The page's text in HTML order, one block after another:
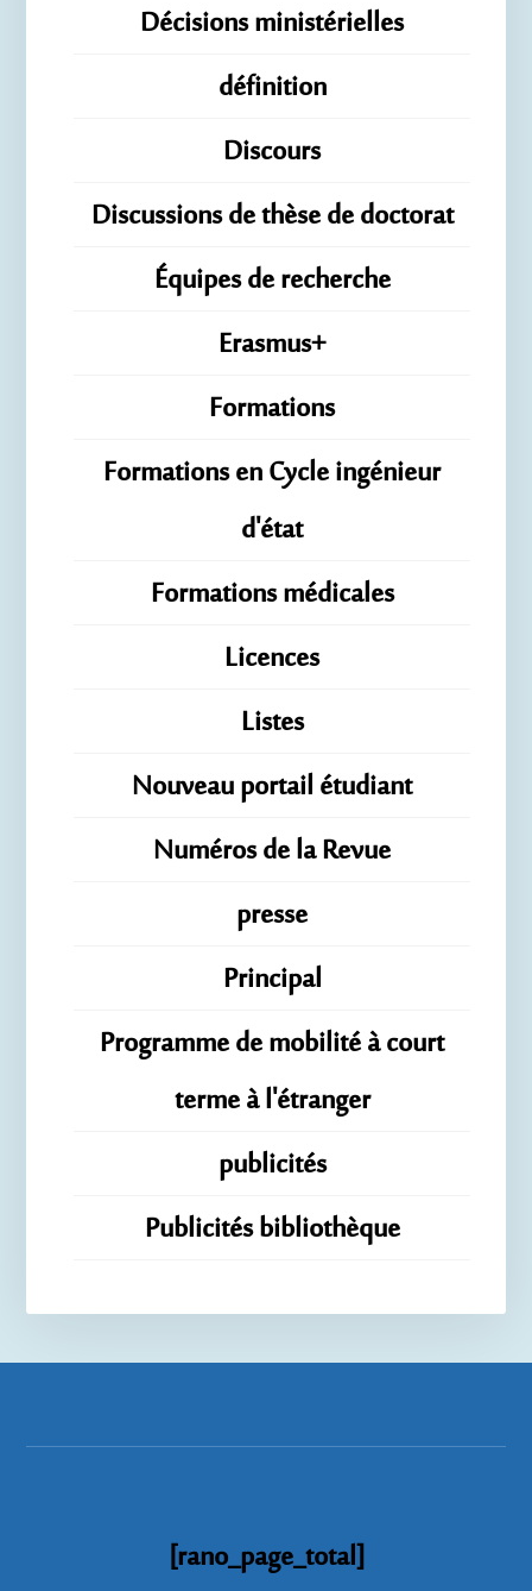
Décisions ministérielles
définition
Discours
Discussions de thèse de doctorat
Équipes de recherche
Erasmus+
Formations
Formations en Cycle ingénieur
d'état
Formations médicales
Licences
Listes
Nouveau portail étudiant
Numéros de la Revue
presse
Principal
Programme de mobilité à court
terme à l'étranger
publicités
Publicités bibliothèque
[rano_page_total]